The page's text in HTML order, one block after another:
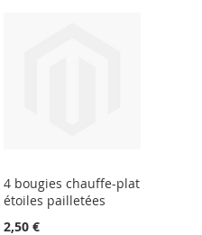
4 bougies chauffe-plat
étoiles pailletées
2,50 €